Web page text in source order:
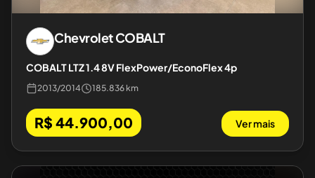
ChevroletCOBALT
COBALT LTZ 1.4 8V FlexPower/EconoFlex 4p
2013/2014 185.836 km
R$ 44.900,00 Ver mais